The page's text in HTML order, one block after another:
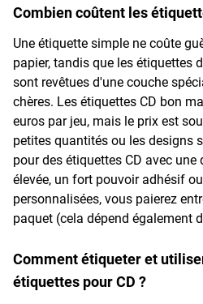
Combien coûtent les
Une étiquette simple ne coûte
papier, tandis que les étiquettes
sont revêtues d'une couche
chères. Les étiquettes CD bon
euros par jeu, mais le prix est
petites quantités ou les designs
pour des étiquettes CD avec
élevée, un fort pouvoir adhésif
personnalisées, vous paierez
paquet (cela dépend également
Comment étiqueter et
étiquettes pour CD ?